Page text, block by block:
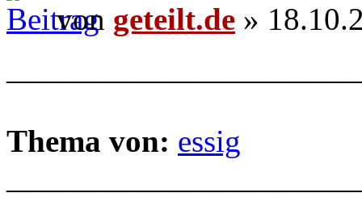
von geteilt.de »
Thema von: essig